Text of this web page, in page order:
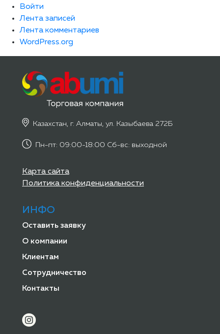
Войти
Лента записей
Лента комментариев
WordPress.org
Казахстан, г. Алматы, ул. Казыбаева 272Б
Пн-пт: 09:00-18:00 Сб-вс: выходной
Карта сайта
Политика конфиденциальности
ИНФО
Оставить заявку
О компании
Клиентам
Сотрудничество
Контакты